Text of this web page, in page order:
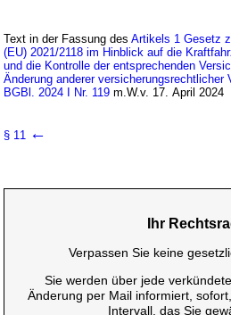
Text in der Fassung desArtikels 1 Gesetz
(EU) 2021/2118 im Hinblick auf die
und die Kontrolle der entsprechenden
Änderung anderer versicherungsrechtlicher
BGBl. 2024 I Nr. 119 m.W.v. 17. April 2024
§ 11 ←
Ihr
Verpassen Sie keine
Sie werden über jede
Änderung per Mail informiert,
Intervall, das Sie